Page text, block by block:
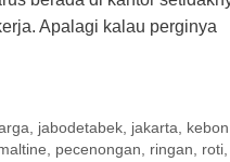
Apalagi kalau perginya
, jabodetabek, jakarta,
, pecenongan, ringan, roti,